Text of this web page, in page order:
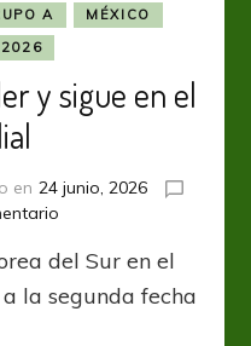
A
MÉXICO
2026
y sigue en el
en 24 junio, 2026
ganó,
es
líder
del Sur en el
la segunda fecha